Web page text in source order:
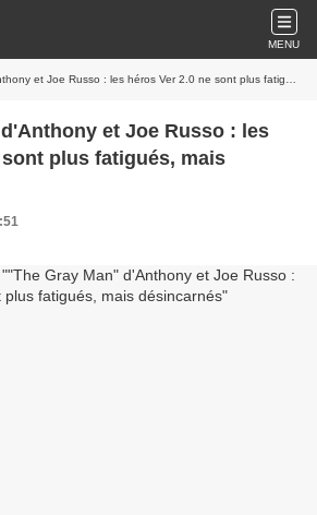
MENU
Joe Russo : les héros Ver 2.0 ne sont plus fatigués, mais désincarnés
et Joe Russo : les
sont plus fatigués, mais